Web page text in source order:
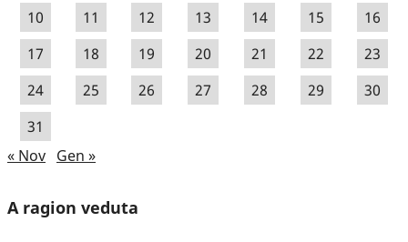
10
11 12 13 14 15
16
17
18 19 20 21 22
23
24
25 26 27 28 29
30
31
« Nov Gen »
A ragion veduta